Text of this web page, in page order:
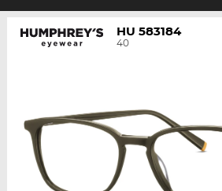
HU 583184
40